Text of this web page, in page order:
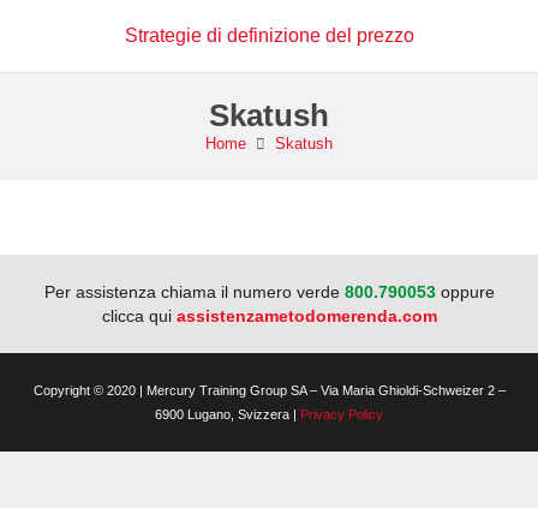
Strategie di definizione del prezzo
Skatush
Home Skatush
Per assistenza chiama il numero verde 800.790053 oppure
clicca qui assistenzametodomerenda.com
Copyright © 2020 | Mercury Training Group SA – Via Maria Ghioldi-Schweizer 2 –
6900 Lugano, Svizzera | Privacy Policy